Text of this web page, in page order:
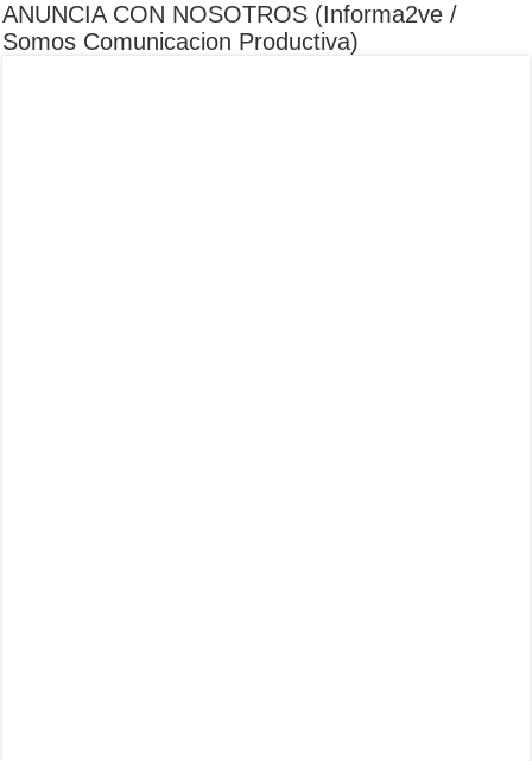
ANUNCIA CON NOSOTROS (Informa2ve /
Somos Comunicacion Productiva)